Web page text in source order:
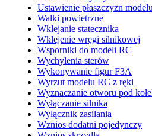
Ustawienie płaszczyzn modelu
Walki powietrzne
Wklejanie statecznika
Wklejenie wręgi silnikowej
Wsporniki do modeli RC
Wychylenia sterów
Wykonywanie figur F3A
Wyrzut modelu RC z ręki
Wyznaczanie otworu pod
Wyłączanie silnika
Wyłącznik zasilania
Wznios dodatni pojedynczy